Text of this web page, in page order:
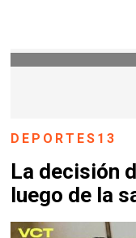
DEPORTES13
La decisión
luego de la